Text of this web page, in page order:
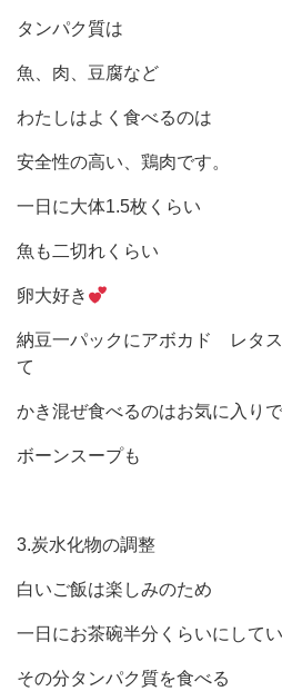
タンパク質は
魚、肉、豆腐など
わたしはよく食べるのは
安全性の高い、鶏肉です。
一日に大体1.5枚くらい
魚も二切れくらい
卵大好き
納豆一パックにアボカド レタ
て
かき混ぜ食べるのはお気に入りで
ボーンスープも
3.炭水化物の調整
白いご飯は楽しみのため
一日にお茶碗半分くらいにしてい
その分タンパク質を食べる